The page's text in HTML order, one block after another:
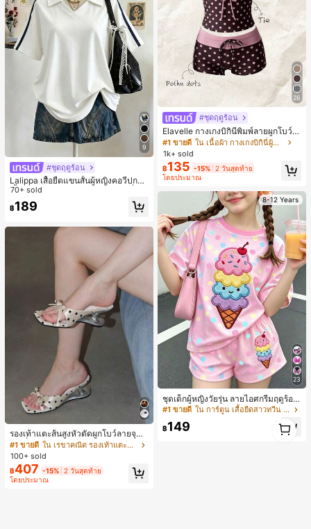
9
#ชุดฤดูร้อน
Lalippa เสื้อยืดแขนสั้นผู้หญิงคอวีปกคอ
เสื้อไหล่ตก สายถัก งานคราฟต์แฟชั่นมิ
นิมอล ของขวัญสำหรับเพื่อน
70+ sold
฿189
รองเท้าแตะส้นสูงหัวตัดผูกโบว์ลายจุดส
ายเดี่ยวส้นไม่สมมาตรสำหรับผู้หญิง, รอ
งเท้าแตะส้นสูงหนังเทียมสีขาวหรูหรา
สำหรับฤดูร้อน
#1 ขายดี
ใน เรขาคณิต รองเท้าแตะส้นสูงผู้หญิง
100+ sold
฿407 -15% 2 วันสุดท้าย
โดยประมาณ
26
#ชุดฤดูร้อน
Elavelle กางเกงบิกินี่พิมพ์ลายผูกโบว์เอ
วสูงสำหรับผู้หญิง, ฤดูใบไม้ผลิ/ฤดูร้อน
#1 ขายดี
ใน เนื้อผ้า กางเกงบิกินี่ผู้หญิง
1k+ sold
฿135 -15% 2 วันสุดท้าย
โดยประมาณ
8-12 Years
23
ชุดเด็กผู้หญิงวัยรุ่น ลายไอศกรีมฤดูร้อน
แบบมินิมอลน่ารัก ลายจุดสีสันสดใส สไ
ตล์ครีมหวาน สไตล์วันหยุด ชุด 2 ชิ้น แ
ขนสั้นและกางเกงขาสั้น เหมาะสำหรับฤ
ดูร้อน กราฟิก สบาย ชุดเด็กผู้หญิง Y2K
#1 ขายดี ใน การ์ตูน เสื้อยืดสาวทวีน Co-ord
฿149
1
1